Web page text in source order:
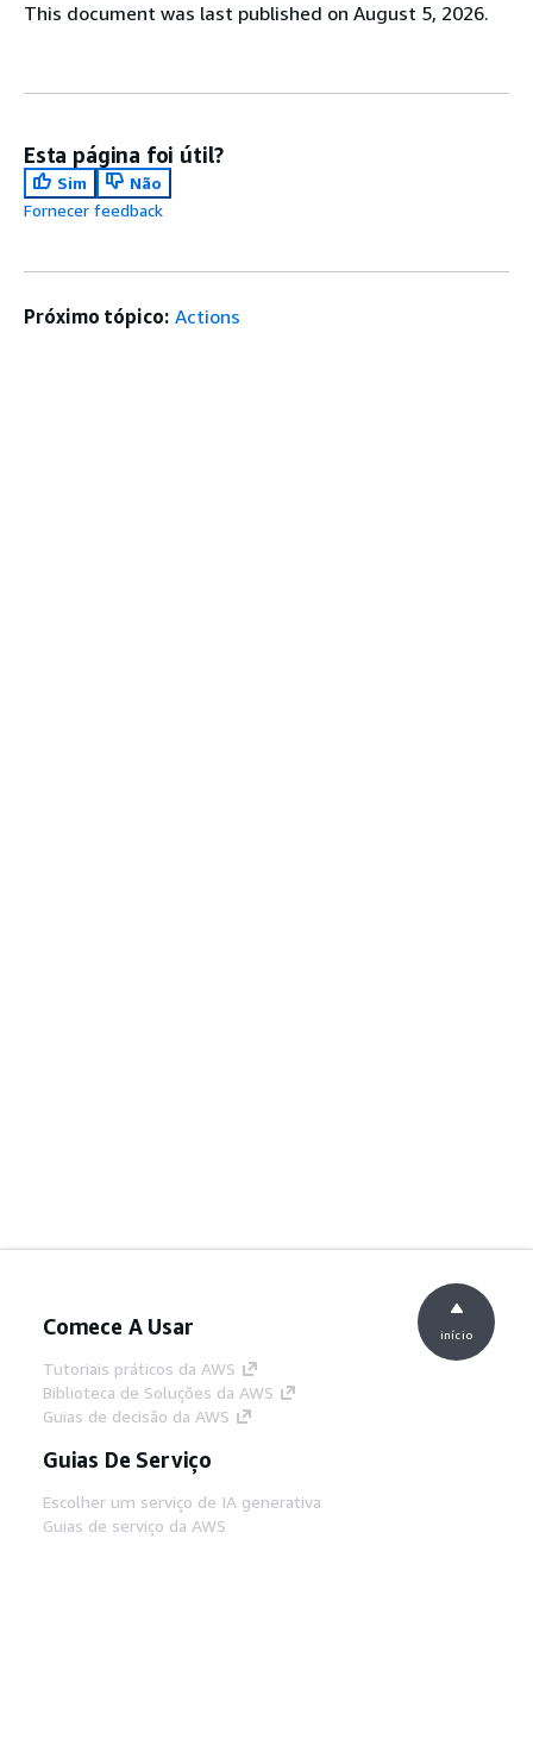
This document was last published on August 5, 2026.
Esta página foi útil?
Sim
Não
Fornecer feedback
Próximo tópico: Actions
Comece A Usar
Tutoriais práticos da AWS
Biblioteca de Soluções da AWS
Guias de decisão da AWS
Guias De Serviço
Escolher um serviço de IA generativa
Guias de serviço da AWS
início